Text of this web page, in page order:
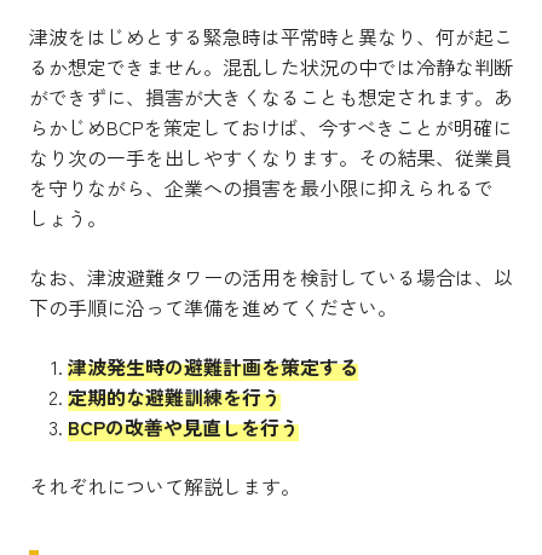
津波をはじめとする緊急時は平常時と異なり、何が起こ
るか想定できません。混乱した状況の中では冷静な判断
ができずに、損害が大きくなることも想定されます。あ
らかじめBCPを策定しておけば、今すべきことが明確に
なり次の一手を出しやすくなります。その結果、従業員
を守りながら、企業への損害を最小限に抑えられるで
しょう。
なお、津波避難タワーの活用を検討している場合は、以
下の手順に沿って準備を進めてください。
津波発生時の避難計画を策定する
定期的な避難訓練を行う
BCPの改善や見直しを行う
それぞれについて解説します。